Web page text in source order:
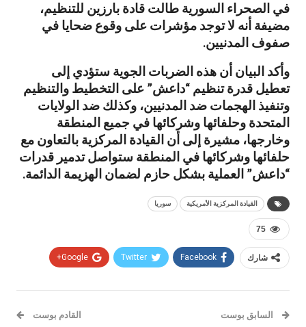
في الصحراء السورية طالت قادة بارزين للتنظيم،
مضيفة أنه لا توجد مؤشرات على وقوع ضحايا في
صفوف المدنيين.
وأكد البيان أن هذه الضربات الجوية ستؤدي إلى
تعطيل قدرة تنظيم “داعش” على التخطيط والتنظيم
وتنفيذ الهجمات ضد المدنيين، وكذلك ضد الولايات
المتحدة وحلفائها وشركائها في جميع المنطقة
وخارجها، مشيرة إلى أن القيادة المركزية بالتعاون مع
حلفائها وشركائها في المنطقة ستواصل تدمير قدرات
“داعش” العملية بشكل حازم لضمان الهزيمة الدائمة.
القيادة المركزية الأمريكية سوريا
75
شارك Facebook
Twitter
Google+
السابق بوست القادم بوست